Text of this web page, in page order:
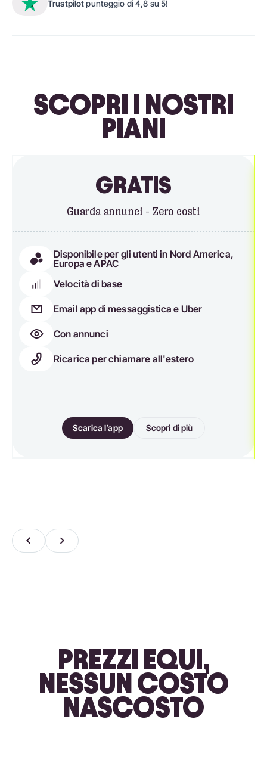
Trustpilotpunteggio di 4,8 su 5!
SCOPRI I NOSTRI
PIANI
GRATIS
Guarda annunci - Zero costi
Disponibile per gli utenti in Nord America,
Europa e APAC
Velocità di base
Email app di messaggistica e Uber
Con annunci
Ricarica per chiamare all'estero
Scarica l’app Scopri di più
PREZZI EQUI,
NESSUN COSTO
NASCOSTO